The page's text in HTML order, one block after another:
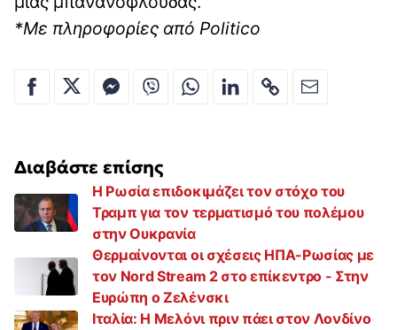
*Με πληροφορίες από Politico
Διαβάστε επίσης
Η Ρωσία επιδοκιμάζει τον στόχο του
Τραμπ για τον τερματισμό του πολέμου
στην Ουκρανία
Θερμαίνονται οι σχέσεις ΗΠΑ-Ρωσίας με
τον Nord Stream 2 στο επίκεντρο - Στην
Ευρώπη ο Ζελένσκι
Ιταλία: Η Μελόνι πριν πάει στον Λονδίνο